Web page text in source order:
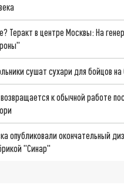
Теракт в центре Москвы: На
сушат сухари для бойцов на
к обычной работе
опубликовали окончательный
"Синар"